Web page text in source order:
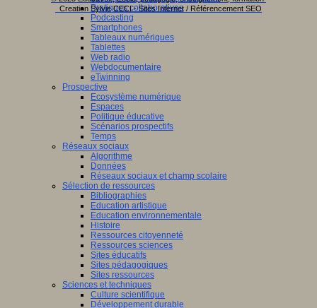
Pratiques collaboratives
Podcasting
Smartphones
Tableaux numériques
Tablettes
Web radio
Webdocumentaire
eTwinning
Prospective
Ecosystème numérique
Espaces
Politique éducative
Scénarios prospectifs
Temps
Réseaux sociaux
Algorithme
Données
Réseaux sociaux et champ scolaire
Sélection de ressources
Bibliographies
Education artistique
Education environnementale
Histoire
Ressources citoyenneté
Ressources sciences
Sites éducatifs
Sites pédagogiques
Sites ressources
Sciences et techniques
Culture scientifique
Développement durable
Creation Sylvie CECI - Sites Internet / Référencement SEO